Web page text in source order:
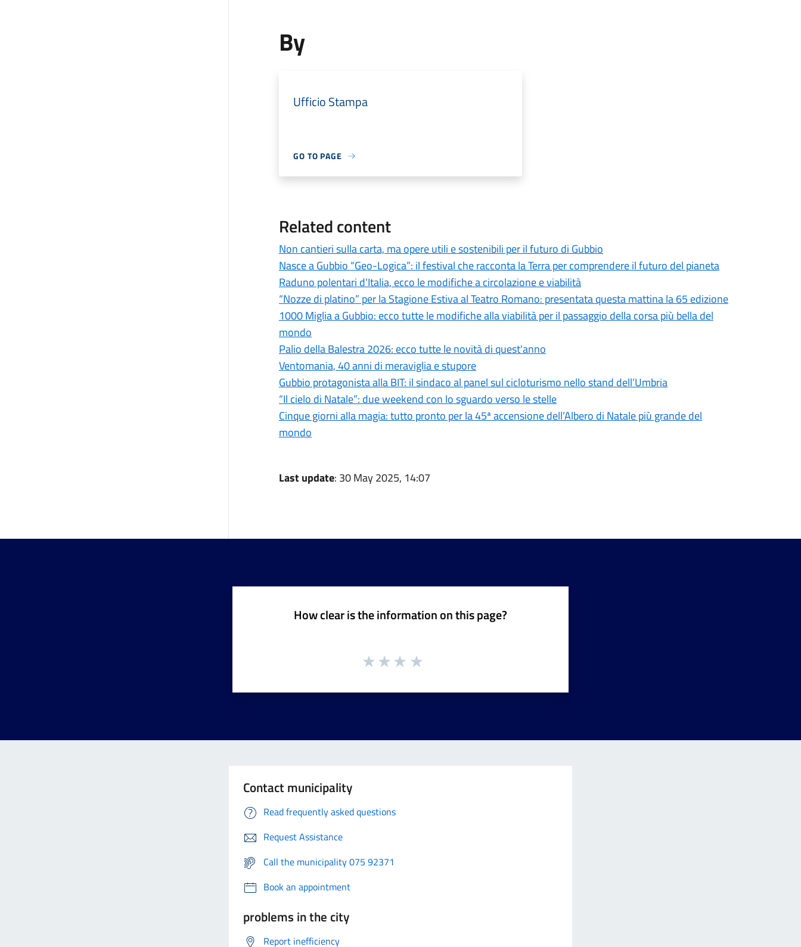
By
Ufficio Stampa
GO TO PAGE
Related content
Non cantieri sulla carta, ma opere utili e sostenibili per il futuro di Gubbio
Nasce a Gubbio “Geo-Logica”: il festival che racconta la Terra per comprendere il futuro del pianeta
Raduno polentari d’Italia, ecco le modifiche a circolazione e viabilità
“Nozze di platino” per la Stagione Estiva al Teatro Romano: presentata questa mattina la 65 edizione
1000 Miglia a Gubbio: ecco tutte le modifiche alla viabilità per il passaggio della corsa più bella del
mondo
Palio della Balestra 2026: ecco tutte le novità di quest'anno
Ventomania, 40 anni di meraviglia e stupore
Gubbio protagonista alla BIT: il sindaco al panel sul cicloturismo nello stand dell’Umbria
“Il cielo di Natale”: due weekend con lo sguardo verso le stelle
Cinque giorni alla magia: tutto pronto per la 45ª accensione dell’Albero di Natale più grande del
mondo
Last update: 30 May 2025, 14:07
How clear is the information on this page?
Contact municipality
Read frequently asked questions
Request Assistance
Call the municipality 075 92371
Book an appointment
problems in the city
Report inefficiency